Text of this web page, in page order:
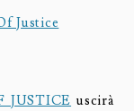
JUSTICE uscirà